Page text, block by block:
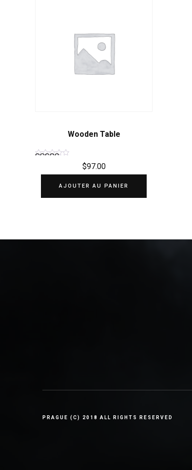
Wooden Table
5.00
sur 5
$97.00
AJOUTER AU PANIER
PRAGUE (C) 2018 ALL RIGHTS RESERVED